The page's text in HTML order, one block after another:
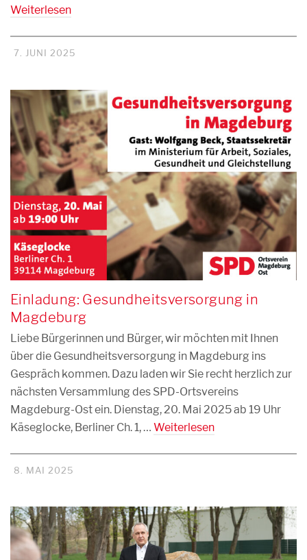
Weiterlesen
7. JUNI 2025
Einladung: Gesundheitsversorgung in
Magdeburg
Liebe Bürgerinnen und Bürger, wir möchten mit Ihnen
über die Gesundheitsversorgung in Magdeburg ins
Gespräch kommen. Dazu laden wir Sie recht herzlich zur
nächsten Versammlung des SPD-Ortsvereins
Magdeburg-Ost ein. Dienstag, 20. Mai 2025 ab 19 Uhr
Käseglocke, Berliner Ch. 1, … Weiterlesen
8. MAI 2025